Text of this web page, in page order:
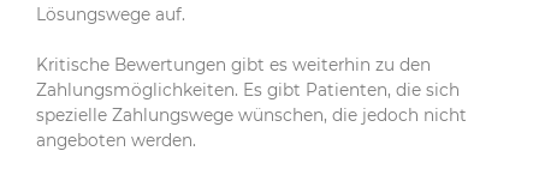
Lösungswege auf.
Kritische Bewertungen gibt es weiterhin zu den
Zahlungsmöglichkeiten. Es gibt Patienten, die sich
spezielle Zahlungswege wünschen, die jedoch nicht
angeboten werden.